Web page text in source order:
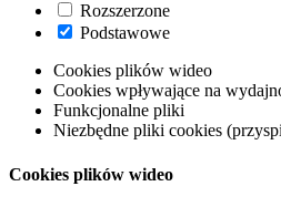
Rozszerzone
Podstawowe
Cookies plików wideo
Cookies wpływające na
Funkcjonalne pliki
Niezbędne pliki cookies
Cookies plików wideo